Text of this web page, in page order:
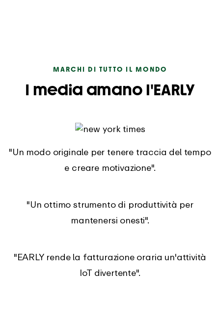
MARCHI DI TUTTO IL MONDO
I media amano l'EARLY
"Un modo originale per tenere traccia del tempo
e creare motivazione".
"Un ottimo strumento di produttività per
mantenersi onesti".
"EARLY rende la fatturazione oraria un'attività
IoT divertente".